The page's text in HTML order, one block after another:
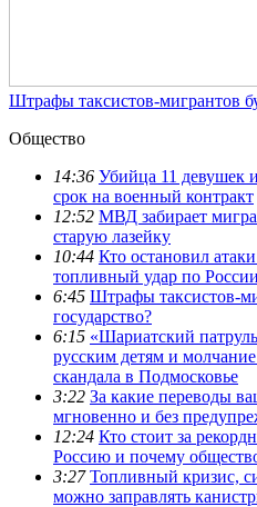
Штрафы таксистов-мигрантов
Общество
14:36 Убийца 11 девушек
срок на военный контракт
12:52 МВД забирает
старую лазейку
10:44 Кто остановил
топливный удар по России
6:45 Штрафы таксистов-
государство?
6:15 «Шариатский
русским детям и
скандала в Подмосковье
3:22 За какие переводы
мгновенно и без
12:24 Кто стоит за
Россию и почему
3:27 Топливный кризис,
можно заправлять